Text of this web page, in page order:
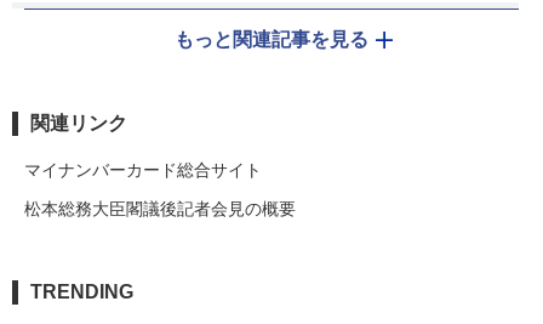
もっと関連記事を見る
関連リンク
マイナンバーカード総合サイト
松本総務大臣閣議後記者会見の概要
TRENDING